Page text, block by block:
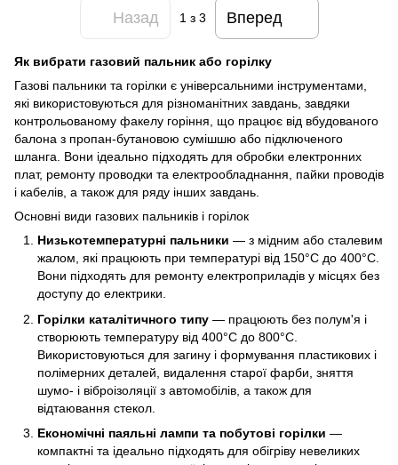
Назад 1з 3 Вперед
Як вибрати газовий пальник або горілку
Газові пальники та горілки є універсальними інструментами,
які використовуються для різноманітних завдань, завдяки
контрольованому факелу горіння, що працює від вбудованого
балона з пропан-бутановою сумішшю або підключеного
шланга. Вони ідеально підходять для обробки електронних
плат, ремонту проводки та електрообладнання, пайки проводів
і кабелів, а також для ряду інших завдань.
Основні види газових пальників і горілок
Низькотемпературні пальники — з мідним або сталевим
жалом, які працюють при температурі від 150°C до 400°C.
Вони підходять для ремонту електроприладів у місцях без
доступу до електрики.
Горілки каталітичного типу — працюють без полум'я і
створюють температуру від 400°C до 800°C.
Використовуються для загину і формування пластикових і
полімерних деталей, видалення старої фарби, зняття
шумо- і віброізоляції з автомобілів, а також для
відтаювання стекол.
Економічні паяльні лампи та побутові горілки —
компактні та ідеально підходять для обігріву невеликих